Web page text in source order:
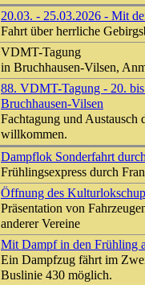
20.03. - 25.03.2026 - Mit
Fahrt über herrliche
VDMT-Tagung
in Bruchhausen-Vilsen,
88. VDMT-Tagung - 20.
Bruchhausen-Vilsen
Fachtagung und Austausch
willkommen.
Dampflok Sonderfahrt
Frühlingsexpress durch
Öffnung des
Präsentation von
anderer Vereine
Mit Dampf in den Frühling
Ein Dampfzug fährt im
Buslinie 430 möglich.